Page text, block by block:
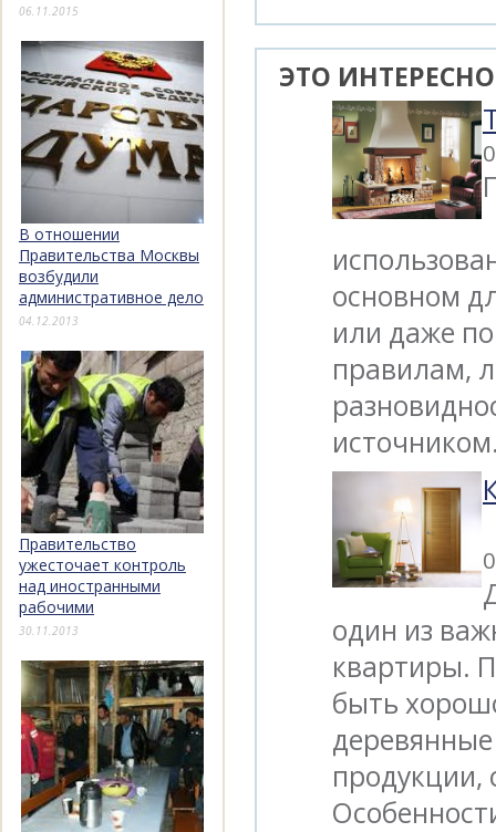
ЭТО ИНТЕРЕСНО
основном
или даже
правилам,
один из
квартиры.
быть
продукции,
06.11.2015
В отношении
Правительства Москвы
возбудили
административное дело
04.12.2013
Правительство
ужесточает контроль
над иностранными
рабочими
30.11.2013